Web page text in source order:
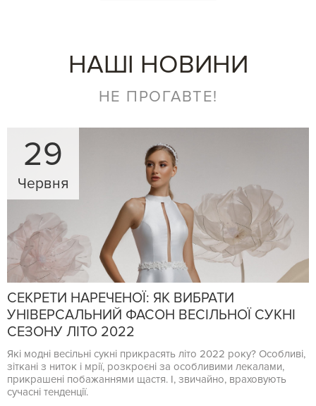
НАШІ НОВИНИ
НЕ ПРОГАВТЕ!
29
Червня
СЕКРЕТИ НАРЕЧЕНОЇ: ЯК ВИБРАТИ
УНІВЕРСАЛЬНИЙ ФАСОН ВЕСІЛЬНОЇ СУКНІ
СЕЗОНУ ЛІТО 2022
Які модні весільні сукні прикрасять літо 2022 року? Особливі,
зіткані з ниток і мрії, розкроєні за особливими лекалами,
прикрашені побажаннями щастя. І, звичайно, враховують
сучасні тенденції.